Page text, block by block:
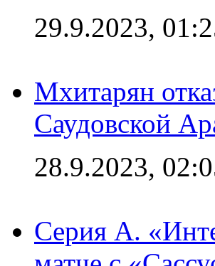
29.9.2023,
Мхитарян
Саудовской
28.9.2023,
Серия А.